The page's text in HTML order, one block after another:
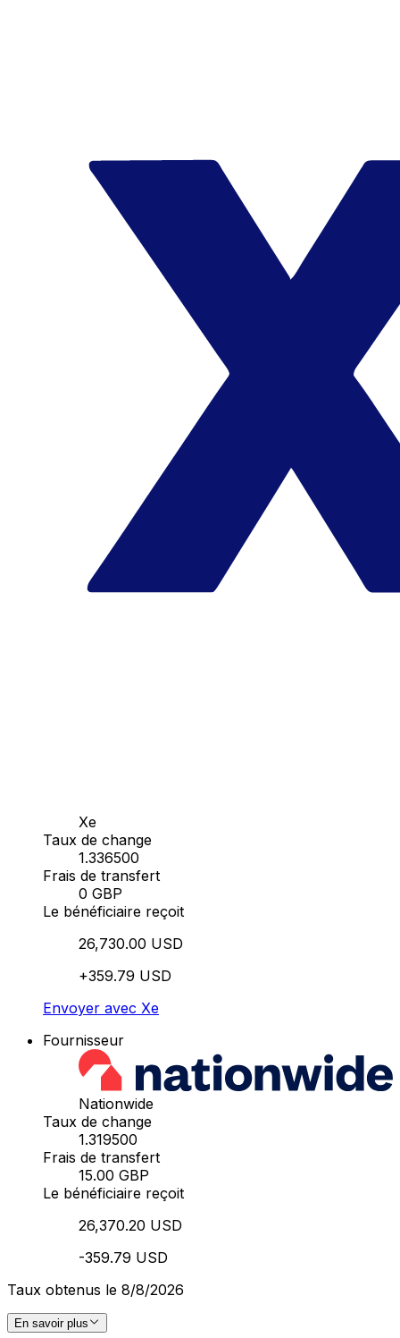
Xe
Taux de change
1.336500
Frais de transfert
0 GBP
Le bénéficiaire reçoit
26,730.00 USD
+359.79 USD
Envoyer avec Xe
Fournisseur
Nationwide
Taux de change
1.319500
Frais de transfert
15.00 GBP
Le bénéficiaire reçoit
26,370.20 USD
-359.79 USD
Taux obtenus le 8/8/2026
En savoir plus